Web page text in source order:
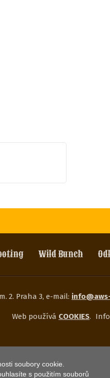
Wild Bunch
2. Praha 3, e-mail:
Web používá COOKIES.
soubory cookie.
s použitím souborů